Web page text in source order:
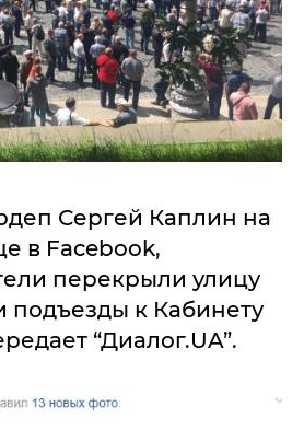
Сергей Каплин на
в Facebook,
перекрыли улицу
подъезды к Кабинету
“Диалог.UA”.